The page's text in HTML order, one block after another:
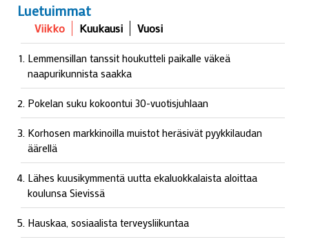
Luetuimmat
Viikko Kuukausi Vuosi
Lemmensillan tanssit houkutteli paikalle väkeä
naapurikunnista saakka
Pokelan suku kokoontui 30-vuotisjuhlaan
Korhosen markkinoilla muistot heräsivät pyykkilaudan
äärellä
Lähes kuusikymmentä uutta ekaluokkalaista aloittaa
koulunsa Sievissä
Hauskaa, sosiaalista terveysliikuntaa